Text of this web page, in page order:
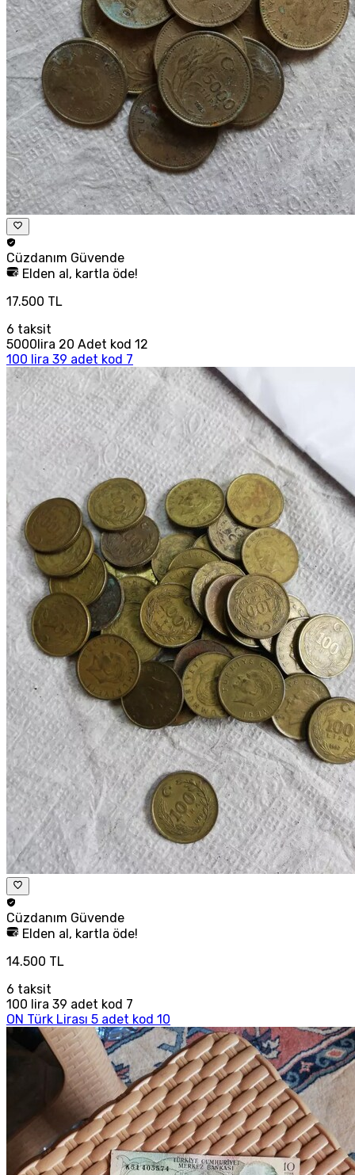
Cüzdanım Güvende
Elden al, kartla öde!
17.500 TL
6 taksit
5000lira 20 Adet kod 12
100 lira 39 adet kod 7
Cüzdanım Güvende
Elden al, kartla öde!
14.500 TL
6 taksit
100 lira 39 adet kod 7
ON Türk Lirası 5 adet kod 10